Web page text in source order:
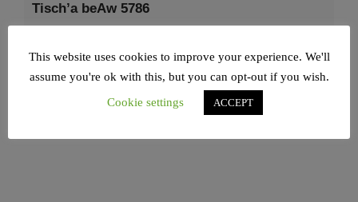
an die Zerstörung des Ersten und
[weiterlesen]
This website uses cookies to improve your experience. We'll
assume you're ok with this, but you can opt-out if you wish.
Cookie settings
ACCEPT